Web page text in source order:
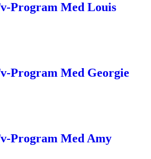
Program Med Louis
Program Med Georgie
Program Med Amy